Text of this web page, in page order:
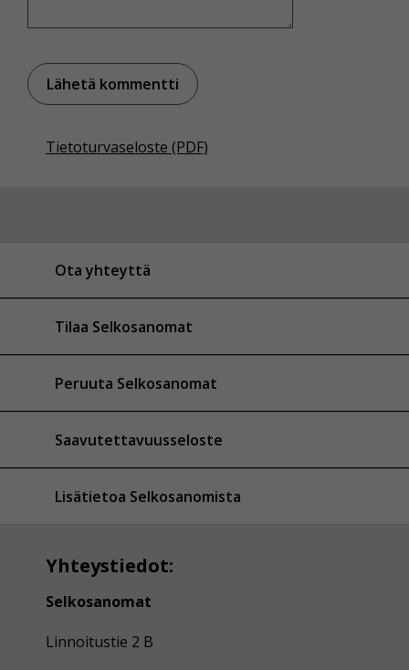
Tietoturvaseloste (PDF)
Ota yhteyttä
Tilaa Selkosanomat
Peruuta Selkosanomat
Saavutettavuusseloste
Lisätietoa Selkosanomista
Yhteystiedot:
Selkosanomat
Linnoitustie 2 B